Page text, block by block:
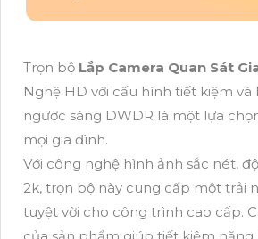
Trọn bộ Lắp Camera Quan Sát
Nghệ HD với cấu hình tiết kiệm và
ngược sáng DWDR là một lựa
mọi gia đình.
Với công nghệ hình ảnh sắc nét,
2k, trọn bộ này cung cấp một trải
tuyệt vời cho công trình cao cấp.
của sản phẩm giúp tiết kiệm năng